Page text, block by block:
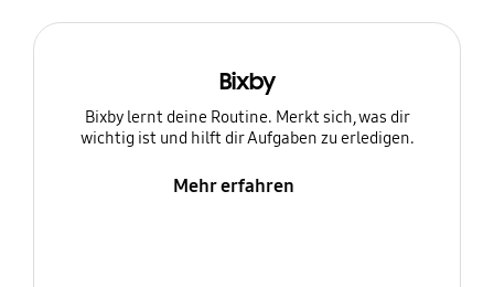
Bixby
Bixby lernt deine Routine. Merkt sich, was dir
wichtig ist und hilft dir Aufgaben zu erledigen.
Mehr erfahren